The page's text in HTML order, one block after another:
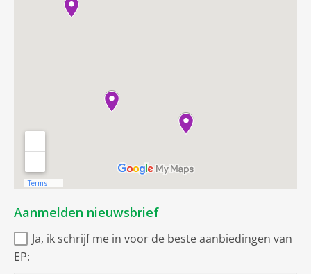
Aanmelden nieuwsbrief
Ja, ik schrijf me in voor de beste aanbiedingen van
EP: